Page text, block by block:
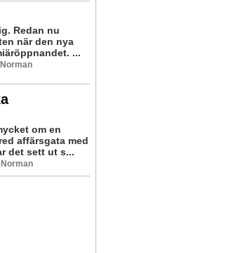
Redan nu
när den nya
...
om en
affärsgata med
det sett ut s...